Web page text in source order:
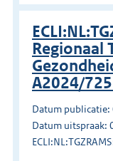
Regionaal
A2024/
Datum
Datum uitspraak: